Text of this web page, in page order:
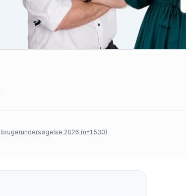
brugerundersøgelse 2026 (n=1.530)